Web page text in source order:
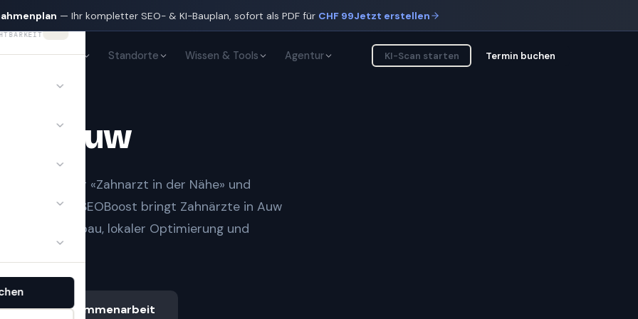
— Ihr kompletter SEO- & KI-Bauplan, sofort als PDF für CHF 99Jetzt erstellen
KI-Sichtbarkeit Standorte Wissen & Tools Agentur KI-Scan starten Termin buchen
inAuw
Notfall» oder «Zahnarzt in der Nähe» und
Treffern.
SEOBoost bringt Zahnärzte in Auw
lokaler Optimierung und
Ablauf & Zusammenarbeit